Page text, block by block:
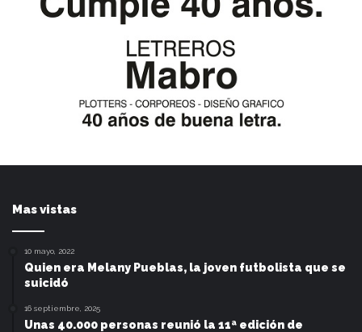
Mas vistas
10 mayo, 2022
Quien era Melany Pueblas, la joven futbolista que se
suicidó
16 septiembre, 2025
Unas 40.000 personas reunió la 11ª edición de